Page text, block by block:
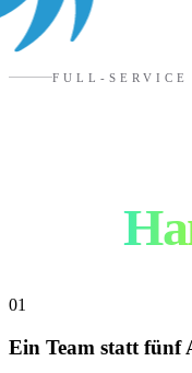
FULL-SERVICE
einer
01
Ein Team statt fünf